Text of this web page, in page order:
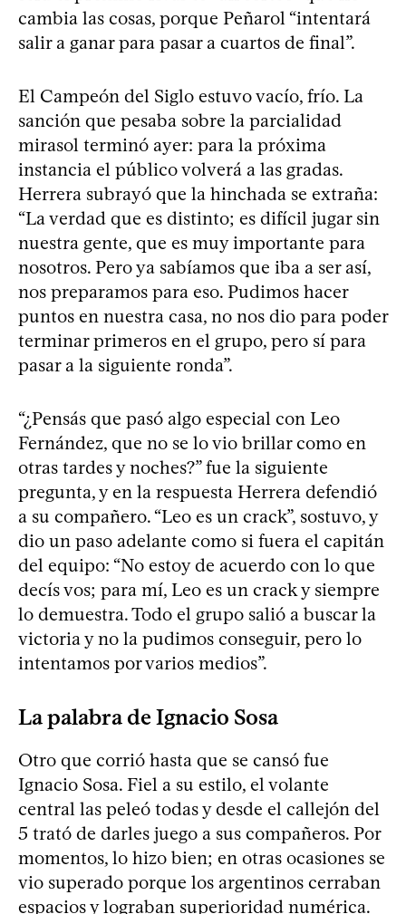
cambia las cosas, porque Peñarol “intentará
salir a ganar para pasar a cuartos de final”.
El Campeón del Siglo estuvo vacío, frío. La
sanción que pesaba sobre la parcialidad
mirasol terminó ayer: para la próxima
instancia el público volverá a las gradas.
Herrera subrayó que la hinchada se extraña:
“La verdad que es distinto; es difícil jugar sin
nuestra gente, que es muy importante para
nosotros. Pero ya sabíamos que iba a ser así,
nos preparamos para eso. Pudimos hacer
puntos en nuestra casa, no nos dio para poder
terminar primeros en el grupo, pero sí para
pasar a la siguiente ronda”.
“¿Pensás que pasó algo especial con Leo
Fernández, que no se lo vio brillar como en
otras tardes y noches?” fue la siguiente
pregunta, y en la respuesta Herrera defendió
a su compañero. “Leo es un crack”, sostuvo, y
dio un paso adelante como si fuera el capitán
del equipo: “No estoy de acuerdo con lo que
decís vos; para mí, Leo es un crack y siempre
lo demuestra. Todo el grupo salió a buscar la
victoria y no la pudimos conseguir, pero lo
intentamos por varios medios”.
La palabra de Ignacio Sosa
Otro que corrió hasta que se cansó fue
Ignacio Sosa. Fiel a su estilo, el volante
central las peleó todas y desde el callejón del
5 trató de darles juego a sus compañeros. Por
momentos, lo hizo bien; en otras ocasiones se
vio superado porque los argentinos cerraban
espacios y lograban superioridad numérica.